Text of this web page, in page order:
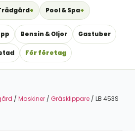
Pool & Spa
Bensin & Oljor Gastuber
För företag
/ Maskiner / Gräsklippare / LB 453S